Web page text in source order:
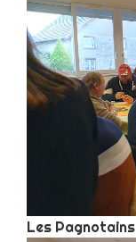
Les Pagnotains